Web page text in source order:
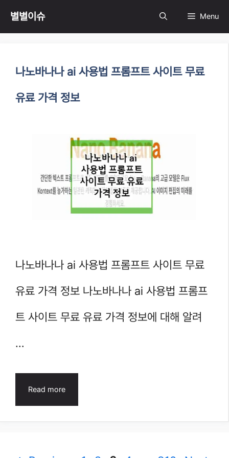
Skip
content
별별이슈 Menu
나노바나나 ai 사용법 프롬프트 사이트 무료
유료 가격 정보
나노바나나 ai 사용법 프롬프트 사이트 무료
유료 가격 정보 나노바나나 ai 사용법 프롬프
트 사이트 무료 유료 가격 정보에 대해 알려
…
Read more